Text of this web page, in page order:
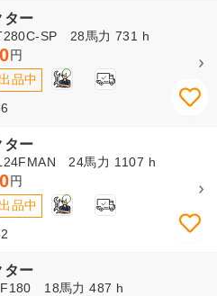
ター
SP 28馬力 731 h
円
品中 4
ター
24馬力 1107 h
円
品中 4
ター
18馬力 487 h